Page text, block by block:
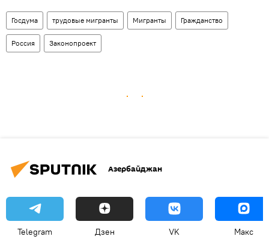
Госдума трудовые мигранты Мигранты Гражданство
Россия Законопроект
Азербайджан
Telegram Дзен VK Макс